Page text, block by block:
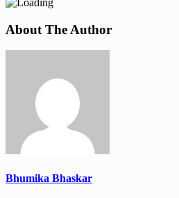
About The Author
Bhumika Bhaskar